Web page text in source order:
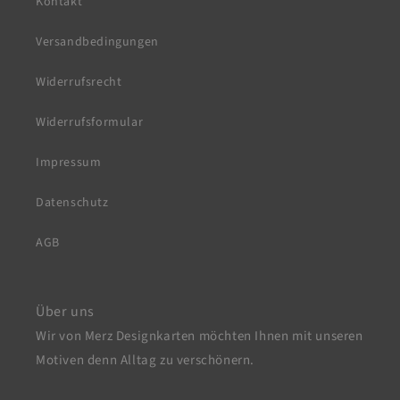
Versandbedingungen
Widerrufsrecht
Widerrufsformular
Impressum
Datenschutz
AGB
Über uns
Wir von Merz Designkarten möchten Ihnen mit unseren
Motiven denn Alltag zu verschönern.